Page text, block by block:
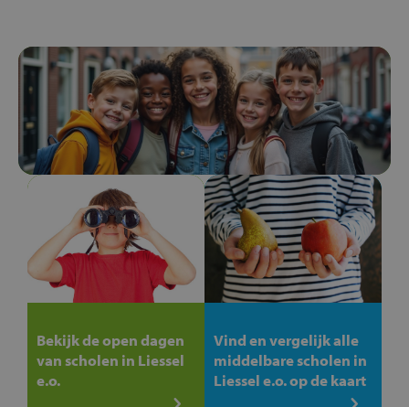
Bekijk de open dagen
van scholen in Liessel
e.o.
Vind en vergelijk alle
middelbare scholen in
Liessel e.o. op de kaart